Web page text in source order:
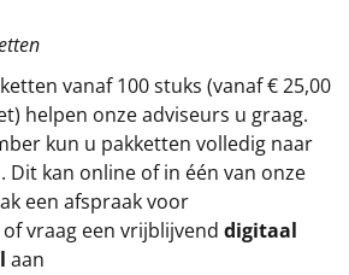
vanaf 100 stuks (vanaf € 25,00
helpen onze adviseurs u graag.
kun u pakketten volledig naar
Dit kan online of in één van onze
een afspraak voor
of vraag een vrijblijvend digitaal
aan